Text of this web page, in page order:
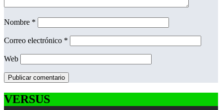
Nombre *
Correo electrónico *
Web
VERSUS